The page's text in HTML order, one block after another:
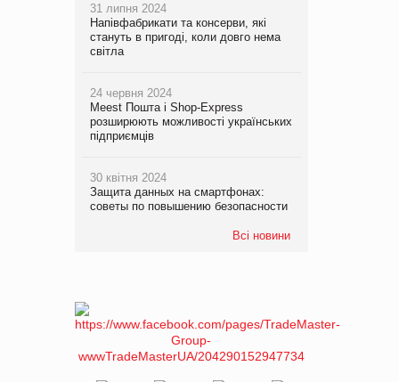
31 липня 2024
Напівфабрикати та консерви, які
стануть в пригоді, коли довго нема
світла
24 червня 2024
Meest Пошта і Shop-Express
розширюють можливості українських
підприємців
30 квітня 2024
Защита данных на смартфонах:
советы по повышению безопасности
Всі новини